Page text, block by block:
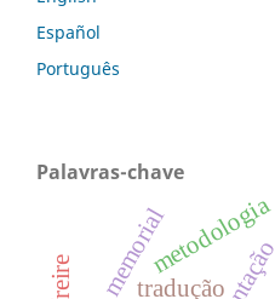
Español
Português
Palavras-chave
tradução
memorialmetodologia